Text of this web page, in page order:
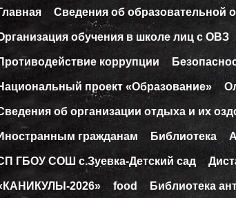
Сведения об образовательной
обучения в школе лиц с ОВЗ
коррупции
проект «Образование»
об организации отдыха и их
гражданам Библиотека
ГБОУ СОШ с.Зуевка-Детский сад
2026» food Библиотека